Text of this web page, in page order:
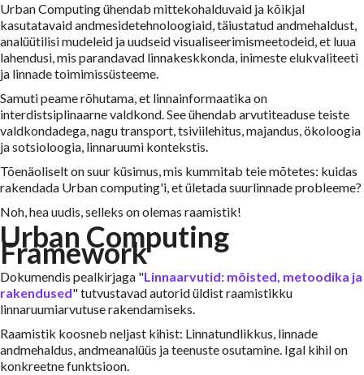
Urban Computing ühendab mittekohalduvaid ja kõikjal
kasutatavaid andmesidetehnoloogiaid, täiustatud andmehaldust,
analüütilisi mudeleid ja uudseid visualiseerimismeetodeid, et luua
lahendusi, mis parandavad linnakeskkonda, inimeste elukvaliteeti
ja linnade toimimissüsteeme.
Samuti peame rõhutama, et linnainformaatika on
interdistsiplinaarne valdkond. See ühendab arvutiteaduse teiste
valdkondadega, nagu transport, tsiviilehitus, majandus, ökoloogia
ja sotsioloogia, linnaruumi kontekstis.
Tõenäoliselt on suur küsimus, mis kummitab teie mõtetes: kuidas
rakendada Urban computing'i, et ületada suurlinnade probleeme?
Noh, hea uudis, selleks on olemas raamistik!
Urban Computing
Framework
Dokumendis pealkirjaga "Linnaarvutid: mõisted, metoodika ja
rakendused" tutvustavad autorid üldist raamistikku
linnaruumiarvutuse rakendamiseks.
Raamistik koosneb neljast kihist: Linnatundlikkus, linnade
andmehaldus, andmeanalüüs ja teenuste osutamine. Igal kihil on
konkreetne funktsioon.